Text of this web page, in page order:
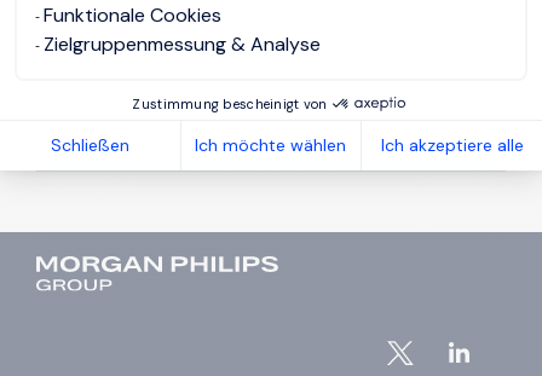
Funktionale Cookies
Zielgruppenmessung & Analyse
Zustimmung bescheinigt von
Schließen Ich möchte wählen Ich akzeptiere alle